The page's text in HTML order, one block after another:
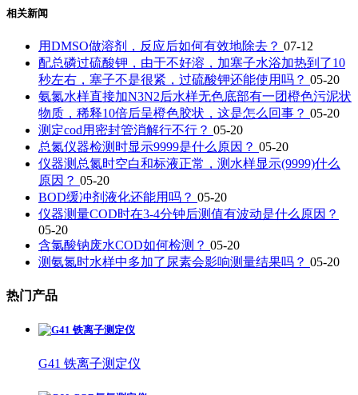
相关新闻
用DMSO做溶剂，反应后如何有效地除去？ 07-12
配总磷过硫酸钾，由于不好溶，加塞子水浴加热到了10
秒左右，塞子不是很紧，过硫酸钾还能使用吗？ 05-20
氨氮水样直接加N3N2后水样无色底部有一团橙色污泥状
物质，稀释10倍后呈橙色胶状，这是怎么回事？ 05-20
测定cod用密封管消解行不行？ 05-20
总氮仪器检测时显示9999是什么原因？ 05-20
仪器测总氮时空白和标液正常，测水样显示(9999)什么
原因？ 05-20
BOD缓冲剂液化还能用吗？ 05-20
仪器测量COD时在3-4分钟后测值有波动是什么原因？
05-20
含氯酸钠废水COD如何检测？ 05-20
测氨氮时水样中多加了尿素会影响测量结果吗？ 05-20
热门产品
G41 铁离子测定仪